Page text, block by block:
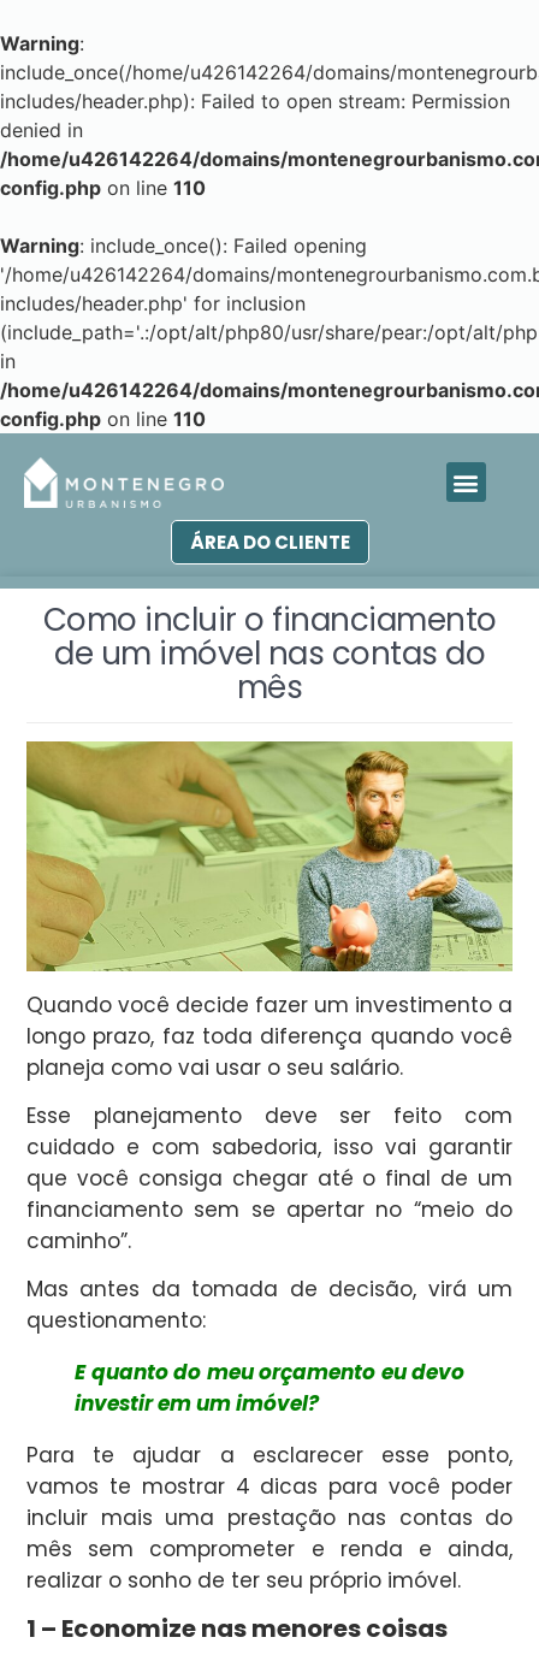
Warning:
include_once(/home/u426142264/domains/
includes/header.php): Failed to open stream: Permission
denied in
/home/u426142264/domains/
config.php on line 110
Warning: include_once(): Failed opening
'/home/u426142264/domains/
includes/header.php' for inclusion
(include_path='.:/opt/alt/php80/usr/share/pear:/opt/alt/
in
/home/u426142264/domains/
config.php on line 110
ÁREA DO CLIENTE
Como incluir o financiamento
de um imóvel nas contas do
mês
Quando você decide fazer um investimento a
longo prazo, faz toda diferença quando você
planeja como vai usar o seu salário.
Esse planejamento deve ser feito com
cuidado e com sabedoria, isso vai garantir
que você consiga chegar até o final de um
financiamento sem se apertar no “meio do
caminho”.
Mas antes da tomada de decisão, virá um
questionamento:
E quanto do meu orçamento eu devo
investir em um imóvel?
Para te ajudar a esclarecer esse ponto,
vamos te mostrar 4 dicas para você poder
incluir mais uma prestação nas contas do
mês sem comprometer e renda e ainda,
realizar o sonho de ter seu próprio imóvel.
1 – Economize nas menores coisas